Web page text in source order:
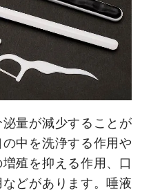
量が減少することが
中を洗浄する作用や
殖を抑える作用、口
どがあります。唾液